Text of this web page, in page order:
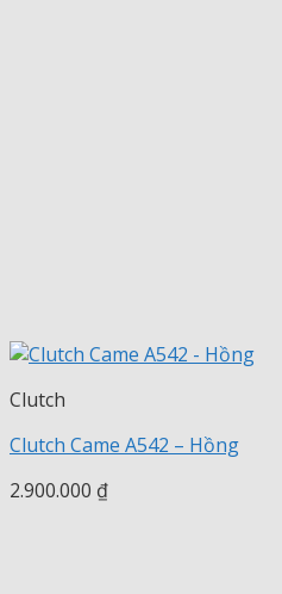
Clutch
Clutch Came A542 – Hồng
2.900.000 ₫